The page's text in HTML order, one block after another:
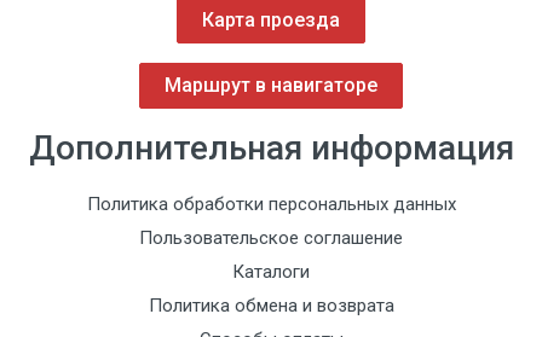
Карта проезда
Маршрут в навигаторе
Дополнительная информация
Политика обработки персональных данных
Пользовательское соглашение
Каталоги
Политика обмена и возврата